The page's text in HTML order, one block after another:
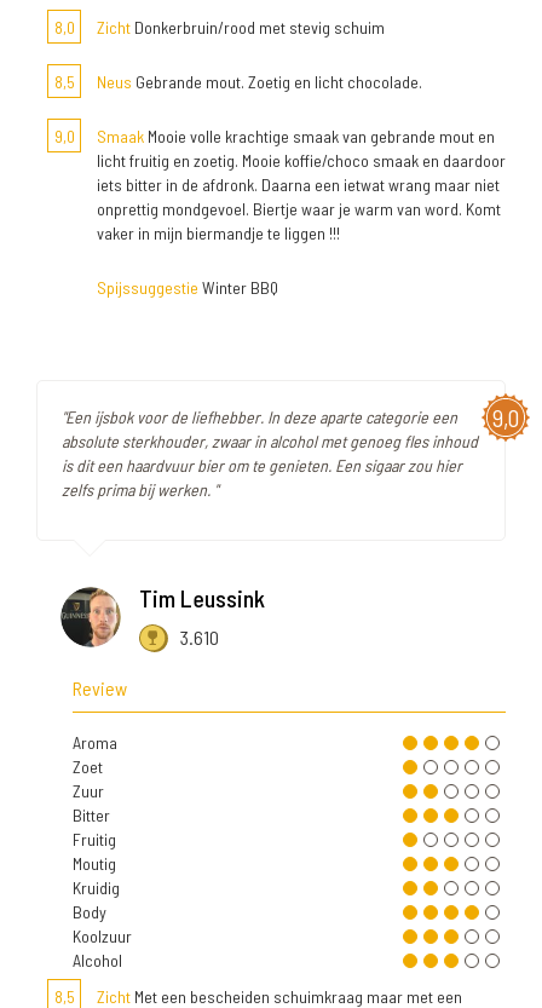
8,0
Zicht Donkerbruin/rood met stevig schuim
8,5 Neus Gebrande mout. Zoetig en licht chocolade.
9,0 Smaak Mooie volle krachtige smaak van gebrande mout en
licht fruitig en zoetig. Mooie koffie/choco smaak en daardoor
iets bitter in de afdronk. Daarna een ietwat wrang maar niet
onprettig mondgevoel. Biertje waar je warm van word. Komt
vaker in mijn biermandje te liggen !!!
Spijssuggestie Winter BBQ
9,0
"Een ijsbok voor de liefhebber. In deze aparte categorie een
absolute sterkhouder, zwaar in alcohol met genoeg fles inhoud
is dit een haardvuur bier om te genieten. Een sigaar zou hier
zelfs prima bij werken. "
Tim Leussink
3.610
Review
Aroma
Zoet
Zuur
Bitter
Fruitig
Moutig
Kruidig
Body
Koolzuur
Alcohol
8,5
Zicht Met een bescheiden schuimkraag maar met een